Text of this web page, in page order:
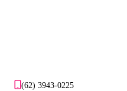
(62) 3943-0225